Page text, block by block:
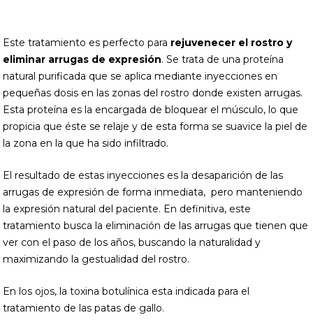
Este tratamiento es perfecto para rejuvenecer el rostro y
eliminar arrugas de expresión. Se trata de una proteína
natural purificada que se aplica mediante inyecciones en
pequeñas dosis en las zonas del rostro donde existen arrugas.
Esta proteína es la encargada de bloquear el músculo, lo que
propicia que éste se relaje y de esta forma se suavice la piel de
la zona en la que ha sido infiltrado.
El resultado de estas inyecciones es la desaparición de las
arrugas de expresión de forma inmediata, pero manteniendo
la expresión natural del paciente. En definitiva, este
tratamiento busca la eliminación de las arrugas que tienen que
ver con el paso de los años, buscando la naturalidad y
maximizando la gestualidad del rostro.
En los ojos, la toxina botulínica esta indicada para el
tratamiento de las patas de gallo.